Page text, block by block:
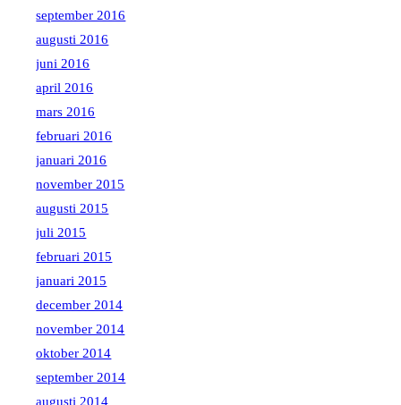
september 2016
augusti 2016
juni 2016
april 2016
mars 2016
februari 2016
januari 2016
november 2015
augusti 2015
juli 2015
februari 2015
januari 2015
december 2014
november 2014
oktober 2014
september 2014
augusti 2014